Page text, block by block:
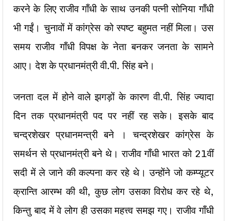
करने के लिए राजीव गाँधी के साथ उनकी पत्नी सोनिया गाँधी
भी गईं। चुनावों में कांग्रेस को स्पष्ट बहुमत नहीं मिला। उस
समय राजीव गाँधी विपक्ष के नेता बनकर जनता के सामने
आए। देश के प्रधानमंत्री वी.पी. सिंह बने।
जनता दल में होने वाले झगड़ों के कारण वी.पी. सिंह ज्यादा
दिन तक प्रधानमंत्री पद पर नहीं रह सके। इसके बाद
चन्द्रशेखर प्रधानमन्त्री बने । चन्द्रशेखर कांग्रेस के
समर्थन से प्रधानमंत्री बने थे। राजीव गाँधी भारत को 21वीं
सदी में ले जाने की कल्पना कर रहे थे। उन्होंने जो कम्प्यूटर
क्रान्ति आरम्भ की थी, कुछ लोग उसका विरोध कर रहे थे,
किन्तु बाद में वे लोग ही उसका महत्त्व समझ गए। राजीव गाँधी